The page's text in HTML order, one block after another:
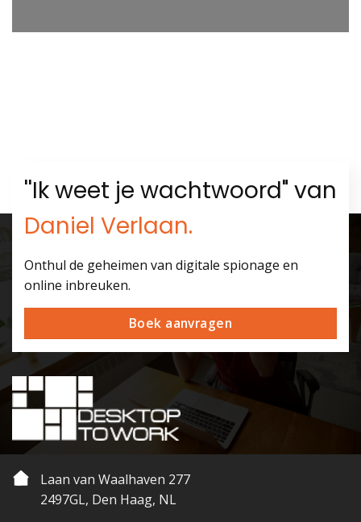
''Ik weet je wachtwoord" van
Daniel Verlaan.
Onthul de geheimen van digitale spionage en
online inbreuken.
Boek aanvragen
Laan van Waalhaven 277
2497GL, Den Haag, NL